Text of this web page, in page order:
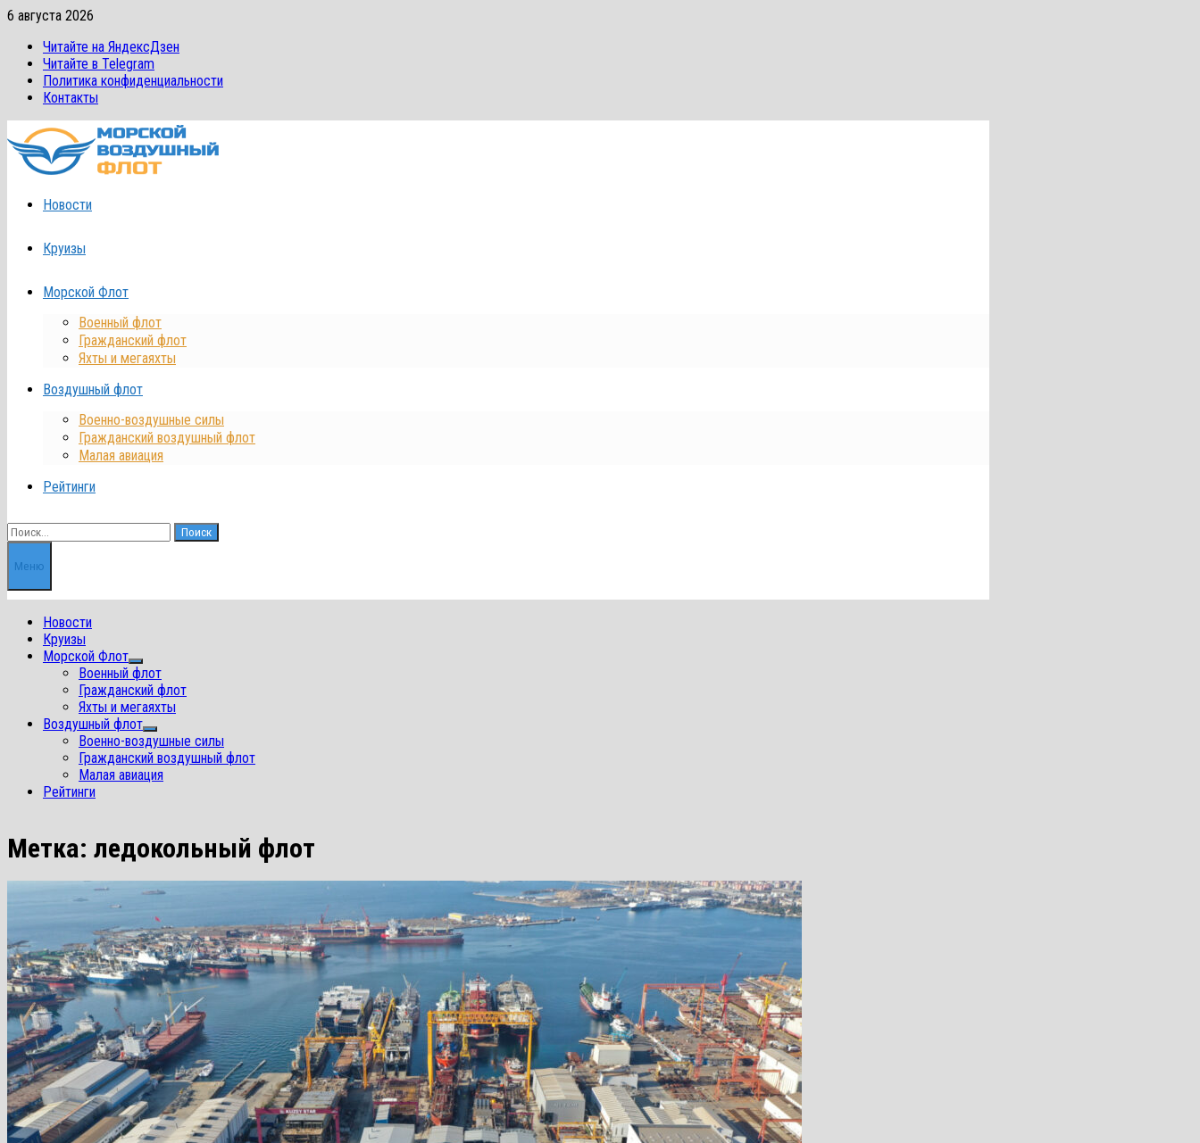
Перейти
содержимому
6 августа 2026
Читайте на ЯндексДзен
Читайте в Telegram
Политика конфиденциальности
Контакты
Новости
Круизы
Морской Флот
Военный флот
Гражданский флот
Яхты и мегаяхты
Воздушный флот
Военно-воздушные силы
Гражданский воздушный флот
Малая авиация
Рейтинги
Найти:
Меню
Новости
Круизы
Морской Флот
Показать
подменю
Военный флот
Гражданский флот
Яхты и мегаяхты
Воздушный флот
Показать
подменю
Военно-воздушные силы
Гражданский воздушный флот
Малая авиация
Рейтинги
Метка: ледокольный флот